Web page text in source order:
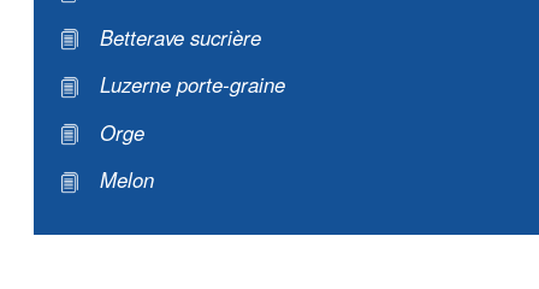
Betterave sucrière
Luzerne porte-graine
Orge
Melon